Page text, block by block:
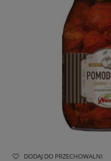
DODAJ DO PRZECHOWALNI